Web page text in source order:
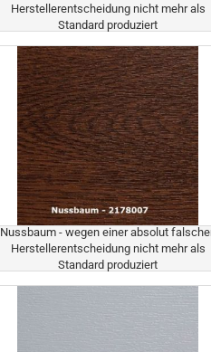
Herstellerentscheidung nicht mehr als
Standard produziert
Nussbaum - wegen einer absolut
Herstellerentscheidung nicht mehr als
Standard produziert